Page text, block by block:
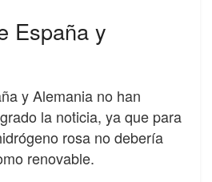
España y
y Alemania no han
la noticia, ya que para
rosa no debería
renovable.